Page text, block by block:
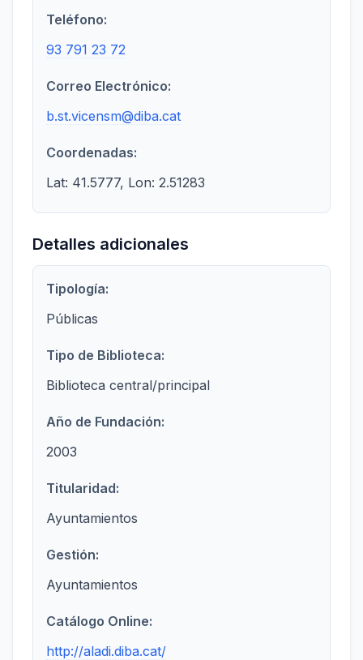
Teléfono:
93 791 23 72
Correo Electrónico:
b.st.vicensm@diba.cat
Coordenadas:
Lat: 41.5777, Lon: 2.51283
Detalles adicionales
Tipología:
Públicas
Tipo de Biblioteca:
Biblioteca central/principal
Año de Fundación:
2003
Titularidad:
Ayuntamientos
Gestión:
Ayuntamientos
Catálogo Online:
http://aladi.diba.cat/